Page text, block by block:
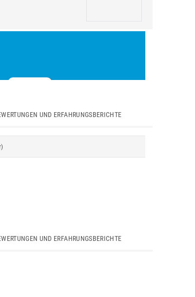
UND ERFAHRUNGSBERICHTE
UND ERFAHRUNGSBERICHTE